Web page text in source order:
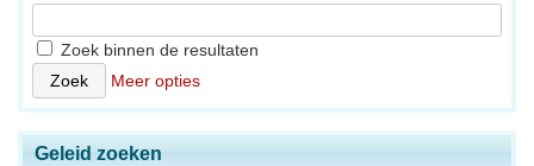
Zoek binnen de resultaten
Meer opties
Geleid zoeken